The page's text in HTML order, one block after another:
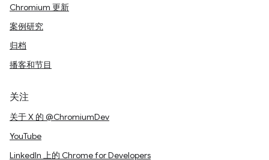
Chromium 更新
案例研究
归档
播客和节目
关注
关于 X 的 @ChromiumDev
YouTube
LinkedIn 上的 Chrome for Developers